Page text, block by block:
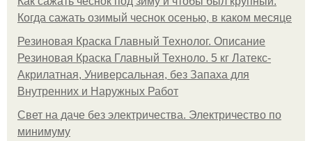
Когда сажать озимый чеснок осенью, в каком месяце
Резиновая Краска Главный Технолог. Описание
Резиновая Краска Главный Техноло. 5 кг Латекс-
Акрилатная, Универсальная, без Запаха для
Внутренних и Наружных Работ
Свет на даче без электричества. Электричество по
минимуму